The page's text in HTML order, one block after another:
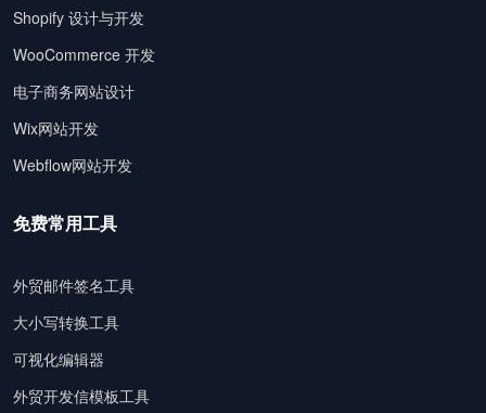
Shopify 设计与开发
WooCommerce 开发
电子商务网站设计
Wix网站开发
Webflow网站开发
免费常用工具
外贸邮件签名工具
大小写转换工具
可视化编辑器
外贸开发信模板工具